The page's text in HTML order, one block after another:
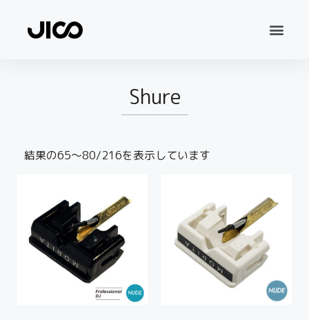
Shure
結果の65～80/216を表示しています